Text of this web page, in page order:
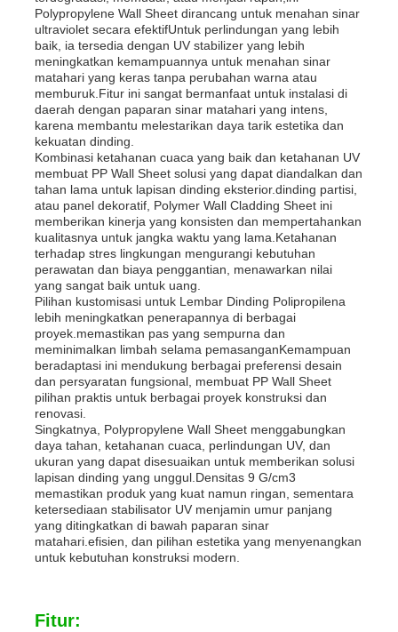
Rumah
Produk
Tentang kita
Wisata pabrik
Kontrol kualitas
Hubungi kami
Berita
Semua Kasus
Quote request suatu
Papan plastik pp
Polypropylene Wall Sheet dirancang untuk menahan sinar
ultraviolet secara efektifUntuk perlindungan yang lebih
baik, ia tersedia dengan UV stabilizer yang lebih
meningkatkan kemampuannya untuk menahan sinar
matahari yang keras tanpa perubahan warna atau
memburuk.Fitur ini sangat bermanfaat untuk instalasi di
daerah dengan paparan sinar matahari yang intens,
karena membantu melestarikan daya tarik estetika dan
kekuatan dinding.
Kombinasi ketahanan cuaca yang baik dan ketahanan UV
membuat PP Wall Sheet solusi yang dapat diandalkan dan
tahan lama untuk lapisan dinding eksterior.dinding partisi,
atau panel dekoratif, Polymer Wall Cladding Sheet ini
memberikan kinerja yang konsisten dan mempertahankan
kualitasnya untuk jangka waktu yang lama.Ketahanan
terhadap stres lingkungan mengurangi kebutuhan
perawatan dan biaya penggantian, menawarkan nilai
yang sangat baik untuk uang.
Pilihan kustomisasi untuk Lembar Dinding Polipropilena
lebih meningkatkan penerapannya di berbagai
proyek.memastikan pas yang sempurna dan
meminimalkan limbah selama pemasanganKemampuan
beradaptasi ini mendukung berbagai preferensi desain
dan persyaratan fungsional, membuat PP Wall Sheet
pilihan praktis untuk berbagai proyek konstruksi dan
renovasi.
Singkatnya, Polypropylene Wall Sheet menggabungkan
daya tahan, ketahanan cuaca, perlindungan UV, dan
ukuran yang dapat disesuaikan untuk memberikan solusi
lapisan dinding yang unggul.Densitas 9 G/cm3
memastikan produk yang kuat namun ringan, sementara
ketersediaan stabilisator UV menjamin umur panjang
yang ditingkatkan di bawah paparan sinar
matahari.efisien, dan pilihan estetika yang menyenangkan
untuk kebutuhan konstruksi modern.
Fitur: